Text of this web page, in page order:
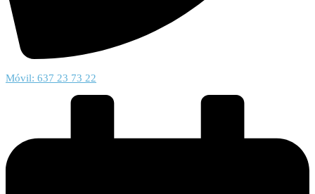
Móvil: 637 23 73 22